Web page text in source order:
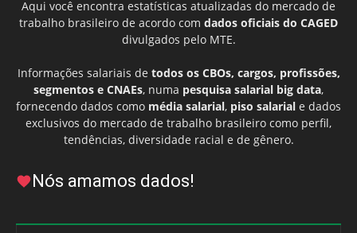
Aqui você encontra estatísticas atualizadas do mercado de
trabalho brasileiro de acordo com dados oficiais do CAGED
divulgados pelo MTE.
Informações salariais de todos os CBOs, cargos, profissões,
segmentos e CNAEs, numa pesquisa salarial big data,
fornecendo dados como média salarial, piso salarial e dados
exclusivos do mercado de trabalho brasileiro como perfil,
tendências, diversidade racial e de gênero.
Nós amamos dados!